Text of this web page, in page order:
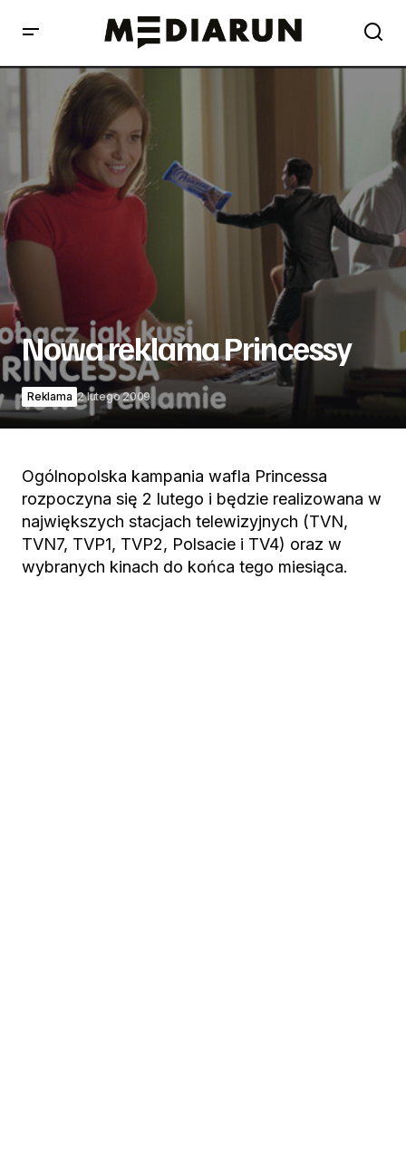
Nowa reklama Princessy
Reklama 2 lutego 2009
Ogólnopolska kampania wafla Princessa
rozpoczyna się 2 lutego i będzie realizowana w
największych stacjach telewizyjnych (TVN,
TVN7, TVP1, TVP2, Polsacie i TV4) oraz w
wybranych kinach do końca tego miesiąca.